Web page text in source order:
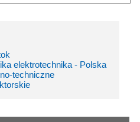
elektrotechnika - Polska
techniczne